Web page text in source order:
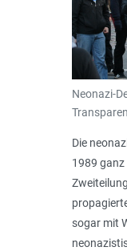
Neonazi-
Die
1989 ganz
sogar mit